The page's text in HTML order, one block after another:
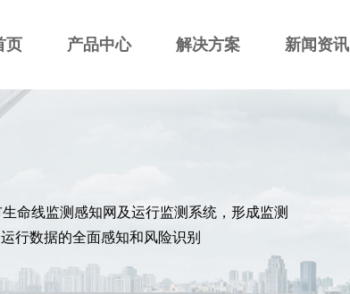
页 产品中心 解决方案 新闻资讯
命线监测感知网及运行监测系统，形成监测
行数据的全面感知和风险识别